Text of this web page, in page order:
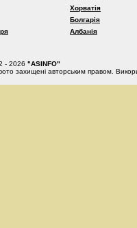
Хорватія
Болгарія
Албанія
- 2026 "ASINFO"
захищені авторським правом.